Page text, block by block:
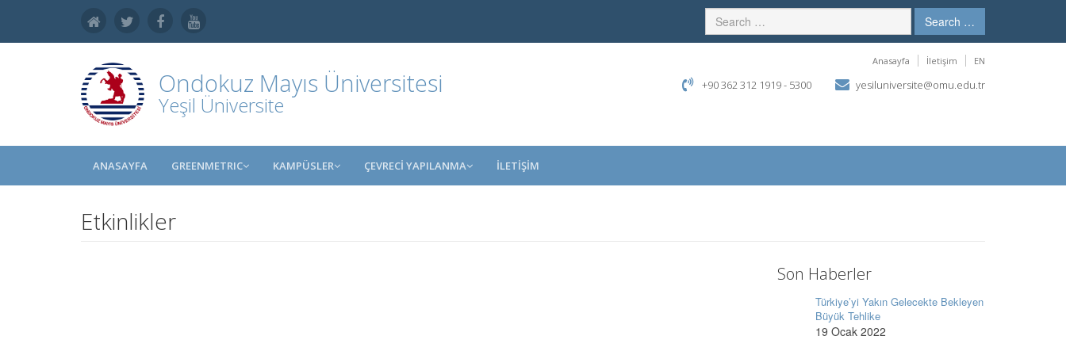
Search …
Ondokuz Mayıs Üniversitesi
Yeşil Üniversite
Anasayfa İletişim EN
+90 362 312 1919 - 5300 yesiluniversite@omu.edu.tr
ANASAYFA GREENMETRIC KAMPÜSLER ÇEVRECİ YAPILANMA İLETİŞİM
Etkinlikler
Son Haberler
Türkiye’yi Yakın Gelecekte Bekleyen
Büyük Tehlike
19 Ocak 2022